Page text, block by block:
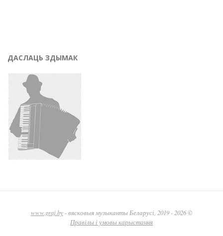
ДАСЛАЦЬ ЗДЫМАК
www.graj.by- вясковыя музыканты Беларусі, 2019 - 2026 ©
Правілы і умовы карыстання